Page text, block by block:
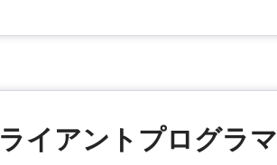
イアントプログラマ